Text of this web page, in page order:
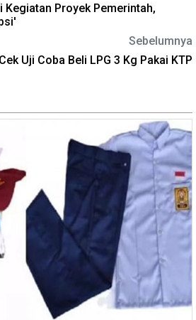
Kegiatan Proyek Pemerintah,
Sebelumnya
Uji Coba Beli LPG 3 Kg Pakai KTP